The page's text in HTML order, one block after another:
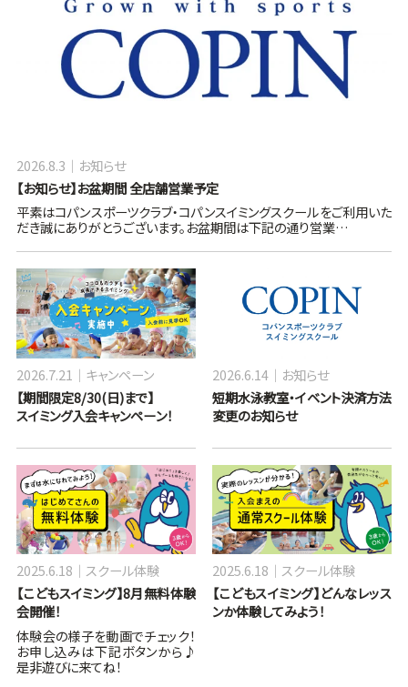
【お知らせ】お盆期間 全店舗営業予定
2026.8.3 お知らせ
平素はコパンスポーツクラブ・コパンスイミングスクールをご利用いた
だき誠にありがとうございます。お盆期間は下記の通り営業…
【期間限定8/30(日)まで】
スイミング入会キャンペーン！
2026.7.21
キャンペーン
短期水泳教室・イベント決済方法
変更のお知らせ
2026.6.14 お知らせ
【こどもスイミング】8月無料体験
会開催！
2025.6.18 スクール体験
体験会の様子を動画でチェック！
お申し込みは下記ボタンから♪
是非遊びに来てね！
【こどもスイミング】どんなレッス
ンか体験してみよう！
2025.6.18 スクール体験